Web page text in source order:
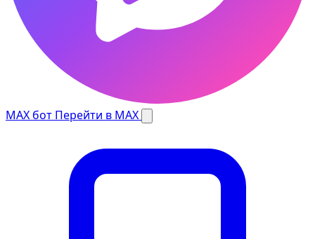
MAX бот Перейти в MAX